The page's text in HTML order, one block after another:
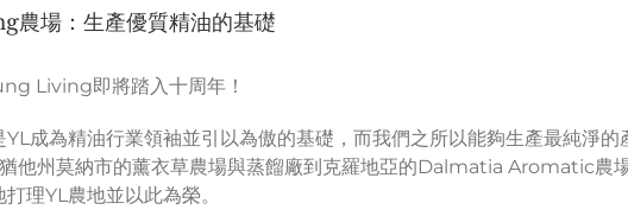
場：生產優質精油的基礎
Living即將踏入十周年！
YL成為精油行業領袖並引以為傲的基礎，而我們之所以能夠生產最純淨
他州莫納市的薰衣草農場與蒸餾廠到克羅地亞的Dalmatia Aromatic農
理YL農地並以此為榮。